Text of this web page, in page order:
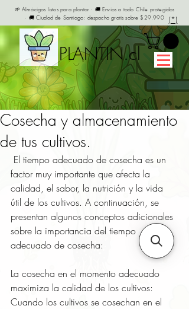
🌱 Almácigos listos para plantar · 🚚 Envíos a todo Chile protegidos
· 🚚 Ciudad de Santiago: despacho gratis sobre $29.990
(*)
PLANTIN.cl
Cosecha y almacenamiento
de tus cultivos.
El tiempo adecuado de cosecha es un
factor muy importante que afecta la
calidad, el sabor, la nutrición y la vida
útil de los cultivos. A continuación, se
presentan algunos conceptos adicionales
sobre la importancia del tiempo
adecuado de cosecha:
La cosecha en el momento adecuado
maximiza la calidad de los cultivos:
Cuando los cultivos se cosechan en el